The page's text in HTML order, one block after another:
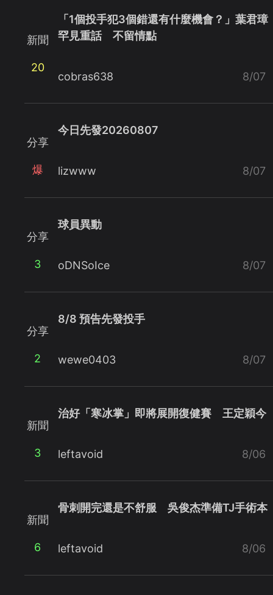
新聞
20
「1個投手犯3個錯還有什麼機會？」葉君璋
罕見重話 不留情點
cobras638 8/07
分享
爆
今日先發20260807
lizwww 8/07
分享
3
球員異動
oDNSoIce 8/07
分享
2
8/8 預告先發投手
wewe0403 8/07
新聞
3
治好「寒冰掌」即將展開復健賽 王定穎今
leftavoid 8/06
新聞
6
骨刺開完還是不舒服 吳俊杰準備TJ手術本
leftavoid 8/06